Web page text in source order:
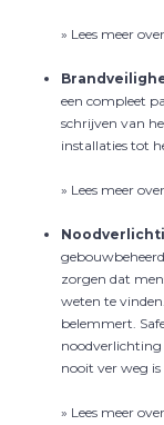
» Lees meer over
een compleet
schrijven van
installaties tot
» Lees meer over
zorgen dat
weten te
belemmert.
nooit ver weg is
» Lees meer over